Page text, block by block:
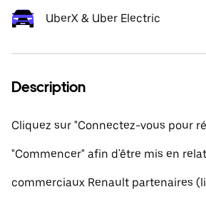
UberX & Uber Electric
Description
Cliquez sur "Connectez-vous pour
"Commencer" afin d'être mis en
commerciaux Renault partenaires